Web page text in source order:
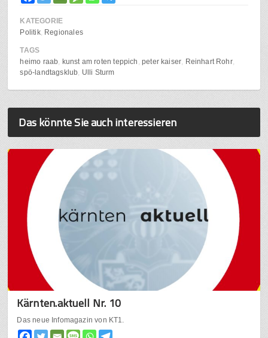
KATEGORIE
Politik Regionales
TAGS
heimo raab
kunst am roten teppich peter kaiser
Reinhart Rohr
spö-landtagsklub Ulli Sturm
Das könnte Sie auch interessieren
Kärnten.aktuell Nr. 10
Das neue Infomagazin von KT1.